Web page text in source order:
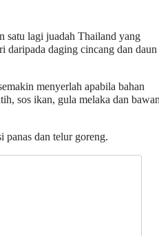
satu lagi juadah Thailand yang
daripada daging cincang dan daun
menyerlah apabila bahan
sos ikan, gula melaka dan
panas dan telur goreng.